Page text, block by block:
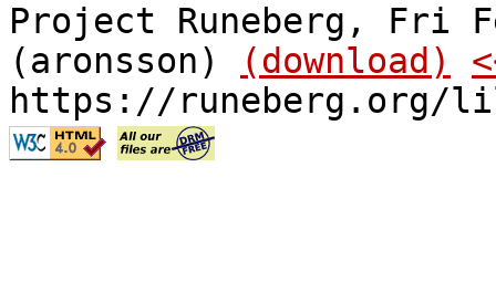
Project Runeberg, Fri
(aronsson)
(download)
https://runeberg.org/